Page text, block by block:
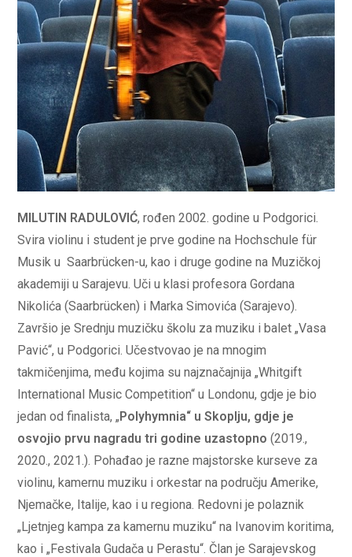
MILUTIN RADULOVIĆ, rođen 2002. godine u Podgorici.
Svira violinu i student je prve godine na Hochschule für
Musik u Saarbrücken-u, kao i druge godine na Muzičkoj
akademiji u Sarajevu. Uči u klasi profesora Gordana
Nikolića (Saarbrücken) i Marka Simovića (Sarajevo).
Završio je Srednju muzičku školu za muziku i balet „Vasa
Pavić“, u Podgorici. Učestvovao je na mnogim
takmičenjima, među kojima su najznačajnija „Whitgift
International Music Competition“ u Londonu, gdje je bio
jedan od finalista, „Polyhymnia“ u Skoplju, gdje je
osvojio prvu nagradu tri godine uzastopno (2019.,
2020., 2021.). Pohađao je razne majstorske kurseve za
violinu, kamernu muziku i orkestar na području Amerike,
Njemačke, Italije, kao i u regiona. Redovni je polaznik
„Ljetnjeg kampa za kamernu muziku“ na Ivanovim koritima,
kao i „Festivala Gudača u Perastu“. Član je Sarajevskog